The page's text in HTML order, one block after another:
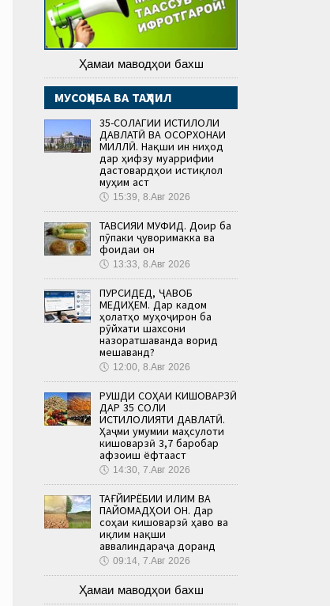
Ҳамаи маводҳои бахш
МУСОҲИБА ВА ТАҲЛИЛ
35-СОЛАГИИ ИСТИҚЛОЛИ
ДАВЛАТӢ ВА ОСОРХОНАИ
МИЛЛӢ. Нақши ин ниҳод
дар ҳифзу муаррифии
дастовардҳои истиқлол
муҳим аст
🕔 15:39, 8.Авг 2026
ТАВСИЯИ МУФИД. Доир ба
пӯпаки ҷуворимакка ва
фоидаи он
🕔 13:33, 8.Авг 2026
ПУРСИДЕД, ҶАВОБ
МЕДИҲЕМ. Дар кадом
ҳолатҳо муҳоҷирон ба
рӯйхати шахсони
назоратшаванда ворид
мешаванд?
🕔 12:00, 8.Авг 2026
РУШДИ СОҲАИ КИШОВАРЗӢ
ДАР 35 СОЛИ
ИСТИҚЛОЛИЯТИ ДАВЛАТӢ.
Ҳаҷми умумии маҳсулоти
кишоварзӣ 3,7 баробар
афзоиш ёфтааст
🕔 14:30, 7.Авг 2026
ТАҒЙИРЁБИИ ИҚЛИМ ВА
ПАЙОМАДҲОИ ОН. Дар
соҳаи кишоварзӣ ҳаво ва
иқлим нақши
аввалиндараҷа доранд
🕔 09:14, 7.Авг 2026
Ҳамаи маводҳои бахш